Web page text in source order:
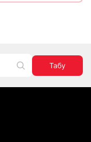
Табу